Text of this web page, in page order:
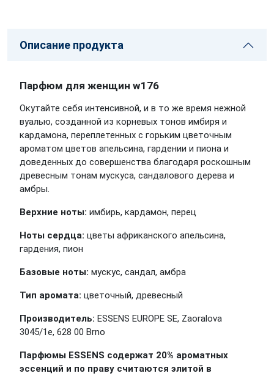
Описание продукта
Парфюм для женщин w176
Окутайте себя интенсивной, и в то же время нежной
вуалью, созданной из корневых тонов имбиря и
кардамона, переплетенных с горьким цветочным
ароматом цветов апельсина, гардении и пиона и
доведенных до совершенства благодаря роскошным
древесным тонам мускуса, сандалового дерева и
амбры.
Верхние ноты: имбирь, кардамон, перец
Ноты сердца: цветы африканского апельсина,
гардения, пион
Базовые ноты: мускус, сандал, амбра
Тип аромата: цветочный, древесный
Производитель: ESSENS EUROPE SE, Zaoralova
3045/1e, 628 00 Brno
Парфюмы ESSENS содержат 20% ароматных
эссенций и по праву считаются элитой в